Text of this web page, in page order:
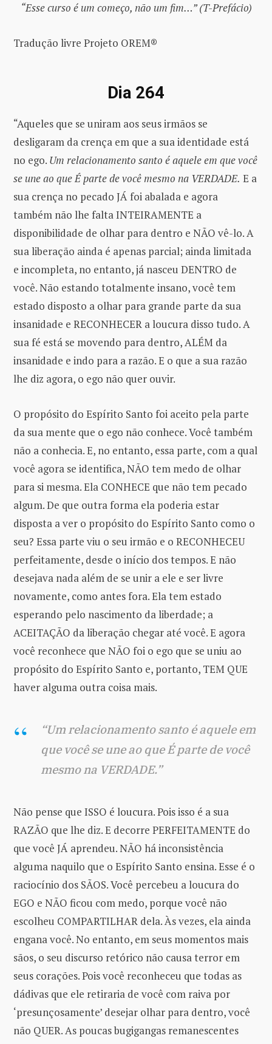
“Esse curso é um começo, não um fim…” (T-Prefácio)
Tradução livre Projeto OREM®
Dia 264
“Aqueles que se uniram aos seus irmãos se
desligaram da crença em que a sua identidade está
no ego. Um relacionamento santo é aquele em que você
se une ao que É parte de você mesmo na VERDADE. E a
sua crença no pecado JÁ foi abalada e agora
também não lhe falta INTEIRAMENTE a
disponibilidade de olhar para dentro e NÃO vê-lo. A
sua liberação ainda é apenas parcial; ainda limitada
e incompleta, no entanto, já nasceu DENTRO de
você. Não estando totalmente insano, você tem
estado disposto a olhar para grande parte da sua
insanidade e RECONHECER a loucura disso tudo. A
sua fé está se movendo para dentro, ALÉM da
insanidade e indo para a razão. E o que a sua razão
lhe diz agora, o ego não quer ouvir.
O propósito do Espírito Santo foi aceito pela parte
da sua mente que o ego não conhece. Você também
não a conhecia. E, no entanto, essa parte, com a qual
você agora se identifica, NÃO tem medo de olhar
para si mesma. Ela CONHECE que não tem pecado
algum. De que outra forma ela poderia estar
disposta a ver o propósito do Espírito Santo como o
seu? Essa parte viu o seu irmão e o RECONHECEU
perfeitamente, desde o início dos tempos. E não
desejava nada além de se unir a ele e ser livre
novamente, como antes fora. Ela tem estado
esperando pelo nascimento da liberdade; a
ACEITAÇÃO da liberação chegar até você. E agora
você reconhece que NÃO foi o ego que se uniu ao
propósito do Espírito Santo e, portanto, TEM QUE
haver alguma outra coisa mais.
“Um relacionamento santo é aquele em
que você se une ao que É parte de você
mesmo na VERDADE.”
Não pense que ISSO é loucura. Pois isso é a sua
RAZÃO que lhe diz. E decorre PERFEITAMENTE do
que você JÁ aprendeu. NÃO há inconsistência
alguma naquilo que o Espírito Santo ensina. Esse é o
raciocínio dos SÃOS. Você percebeu a loucura do
EGO e NÃO ficou com medo, porque você não
escolheu COMPARTILHAR dela. Às vezes, ela ainda
engana você. No entanto, em seus momentos mais
sãos, o seu discurso retórico não causa terror em
seus corações. Pois você reconheceu que todas as
dádivas que ele retiraria de você com raiva por
‘presunçosamente’ desejar olhar para dentro, você
não QUER. As poucas bugigangas remanescentes